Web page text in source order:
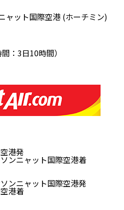
ャット国際空港 (ホーチミン)
： 3日10時間）
港発
ンニャット国際空港着
ンニャット国際空港発
港着